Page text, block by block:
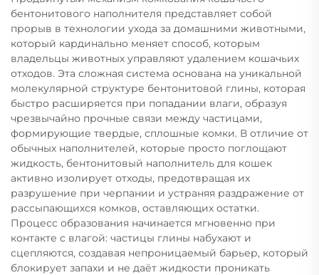
бентонитового наполнителя представляет собой
прорыв в технологии ухода за домашними животными,
который кардинально меняет способ, которым
владельцы животных управляют удалением кошачьих
отходов. Эта сложная система основана на уникальной
молекулярной структуре бентонитовой глины, которая
быстро расширяется при попадании влаги, образуя
чрезвычайно прочные связи между частицами,
формирующие твердые, сплошные комки. В отличие от
обычных наполнителей, которые просто поглощают
жидкость, бентонитовый наполнитель для кошек
активно изолирует отходы, предотвращая их
разрушение при черпании и устраняя раздражение от
рассыпающихся комков, оставляющих остатки.
Процесс образования начинается мгновенно при
контакте с влагой: частицы глины набухают и
сцепляются, создавая непроницаемый барьер, который
блокирует запахи и не даёт жидкости проникать